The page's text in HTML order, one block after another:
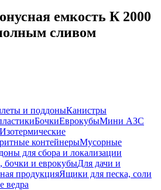
емкость К 2000
сливом
и поддоныКанистры
БочкиЕврокубыМини АЗС
Изотермические
контейнерыМусорные
для сбора и локализации
бочки и еврокубыДля дачи и
продукцияЯщики для песка, соли
ведра